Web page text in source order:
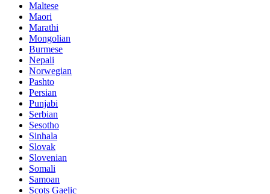
Maltese
Maori
Marathi
Mongolian
Burmese
Nepali
Norwegian
Pashto
Persian
Punjabi
Serbian
Sesotho
Sinhala
Slovak
Slovenian
Somali
Samoan
Scots Gaelic